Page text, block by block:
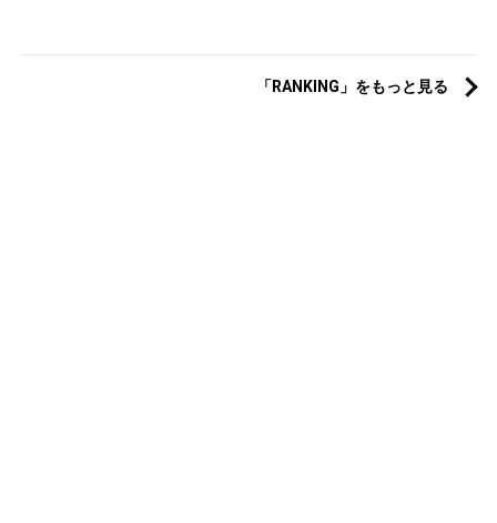
「RANKING」をもっと見る